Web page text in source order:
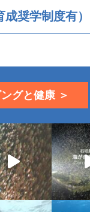
奨学制度有）
グと健康 ＞